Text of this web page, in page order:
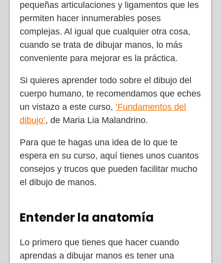
pequeñas articulaciones y ligamentos que les
permiten hacer innumerables poses
complejas. Al igual que cualquier otra cosa,
cuando se trata de dibujar manos, lo más
conveniente para mejorar es la práctica.
Si quieres aprender todo sobre el dibujo del
cuerpo humano, te recomendamos que eches
un vistazo a este curso, ‘Fundamentos del
dibujo’, de Maria Lia Malandrino.
Para que te hagas una idea de lo que te
espera en su curso, aquí tienes unos cuantos
consejos y trucos que pueden facilitar mucho
el dibujo de manos.
Entender la anatomía
Lo primero que tienes que hacer cuando
aprendas a dibujar manos es tener una